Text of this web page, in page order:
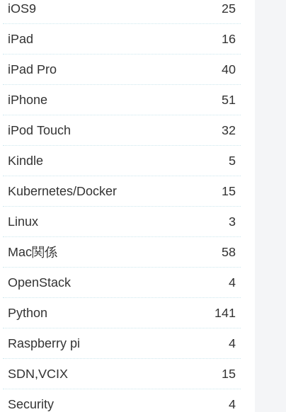
iOS9 25
iPad 16
iPad Pro 40
iPhone 51
iPod Touch 32
Kindle 5
Kubernetes/Docker 15
Linux 3
Mac関係 58
OpenStack 4
Python 141
Raspberry pi 4
SDN,VCIX 15
Security 4